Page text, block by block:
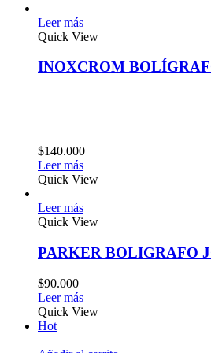
Leer más
Quick View
INOXCROM
$140.000
Leer más
Quick View
Leer más
Quick View
PARKER BOLIGRAFO
$90.000
Leer más
Quick View
Hot